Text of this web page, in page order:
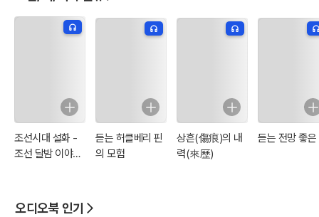
조선시대 설화 -
조선 달밤 이야기
듣는 허클베리 핀
의 모험
상흔(傷痕)의 내
력(來歷)
듣는 전망 좋은
오디오북 인기